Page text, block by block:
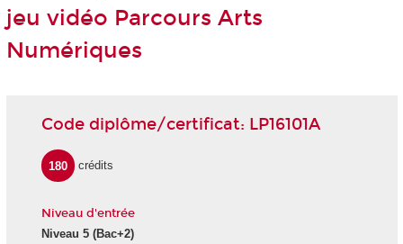
jeu vidéo Parcours Arts
Numériques
Code diplôme/certificat: LP16101A
180 crédits
Niveau d'entrée
Niveau 5 (Bac+2)